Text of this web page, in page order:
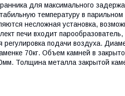
для максимального
температуру в
несложная установка,
печи входит
регулировка подачи воздуха.
70кг. Объем камней в
Толщина металла закрытой